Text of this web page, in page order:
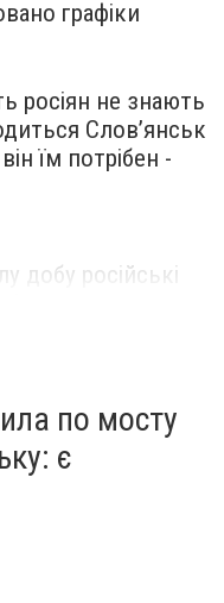
графіки
росіян не знають
Слов’янськ
їм потрібен -
добу російські
6 серпня
по мосту
є